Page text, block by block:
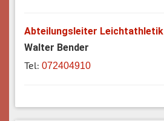
Abteilungsleiter Leichtathletik
Walter Bender
Tel: 072404910